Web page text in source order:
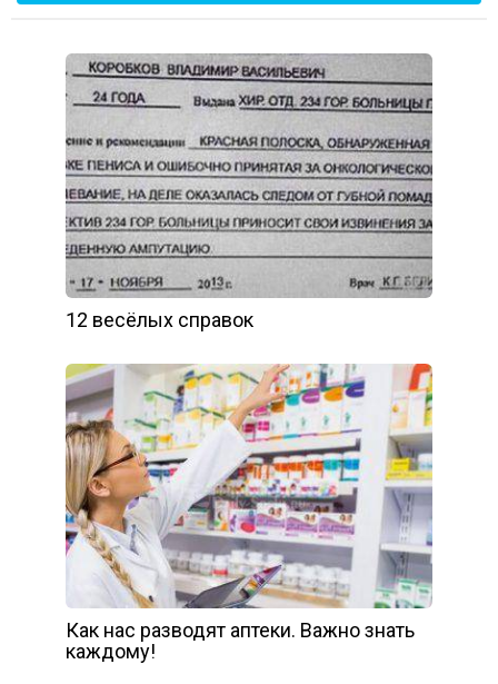
12 весёлых справок
Как нас разводят аптеки. Важно знать
каждому!